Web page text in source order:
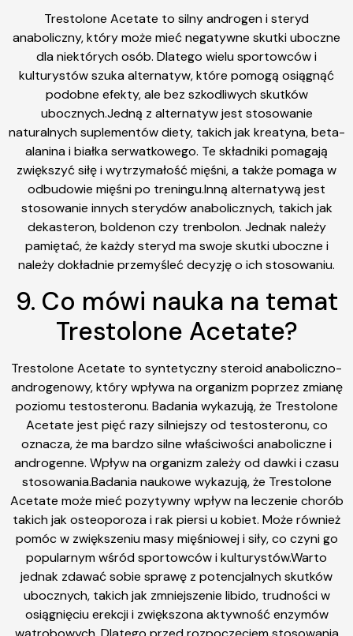
Trestolone Acetate to silny androgen i steryd
anaboliczny, który może mieć negatywne skutki uboczne
dla niektórych osób. Dlatego wielu sportowców i
kulturystów szuka alternatyw, które pomogą osiągnąć
podobne efekty, ale bez szkodliwych skutków
ubocznych.Jedną z alternatyw jest stosowanie
naturalnych suplementów diety, takich jak kreatyna, beta-
alanina i białka serwatkowego. Te składniki pomagają
zwiększyć siłę i wytrzymałość mięśni, a także pomaga w
odbudowie mięśni po treningu.Inną alternatywą jest
stosowanie innych sterydów anabolicznych, takich jak
dekasteron, boldenon czy trenbolon. Jednak należy
pamiętać, że każdy steryd ma swoje skutki uboczne i
należy dokładnie przemyśleć decyzję o ich stosowaniu.
9. Co mówi nauka na temat
Trestolone Acetate?
Trestolone Acetate to syntetyczny steroid anaboliczno-
androgenowy, który wpływa na organizm poprzez zmianę
poziomu testosteronu. Badania wykazują, że Trestolone
Acetate jest pięć razy silniejszy od testosteronu, co
oznacza, że ​​ma bardzo silne właściwości anaboliczne i
androgenne. Wpływ na organizm zależy od dawki i czasu
stosowania.Badania naukowe wykazują, że Trestolone
Acetate może mieć pozytywny wpływ na leczenie chorób
takich jak osteoporoza i rak piersi u kobiet. Może również
pomóc w zwiększeniu masy mięśniowej i siły, co czyni go
popularnym wśród sportowców i kulturystów.Warto
jednak zdawać sobie sprawę z potencjalnych skutków
ubocznych, takich jak zmniejszenie libido, trudności w
osiągnięciu erekcji i zwiększona aktywność enzymów